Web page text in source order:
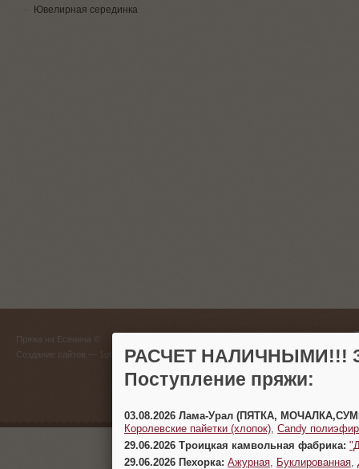
Ювелирная серединка
Пряжа на Есенина ©
Создание сайтов
(383)
г.
РАСЧЕТ НАЛИЧНЫМИ!!!
Поступление пряжи:
03.08.2026 Лама-Урал (ПЯТКА,
Королевские пайетки (хлопок) Candy
29.06.2026 Троицкая камвольная фабрика:
29.06.2026 Пехорка: Ажурная Буклированная